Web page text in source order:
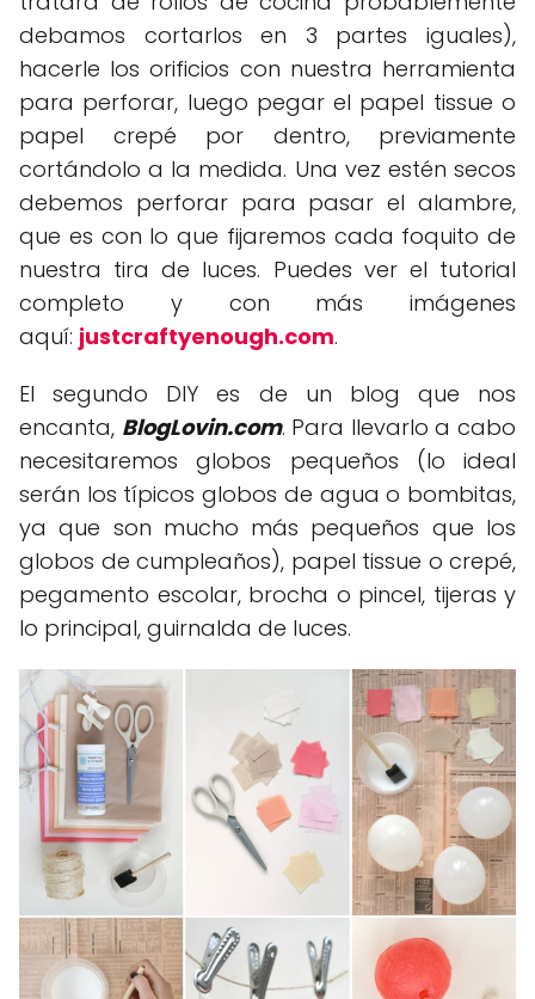
debamos cortarlos en 3 partes iguales),
hacerle los orificios con nuestra herramienta
para perforar, luego pegar el papel tissue o
papel crepé por dentro, previamente
cortándolo a la medida. Una vez estén secos
debemos perforar para pasar el alambre,
que es con lo que fijaremos cada foquito de
nuestra tira de luces. Puedes ver el tutorial
completo y con más imágenes
aquí: justcraftyenough.com.
El segundo DIY es de un blog que nos
encanta, BlogLovin.com. Para llevarlo a cabo
necesitaremos globos pequeños (lo ideal
serán los típicos globos de agua o bombitas,
ya que son mucho más pequeños que los
globos de cumpleaños), papel tissue o crepé,
pegamento escolar, brocha o pincel, tijeras y
lo principal, guirnalda de luces.